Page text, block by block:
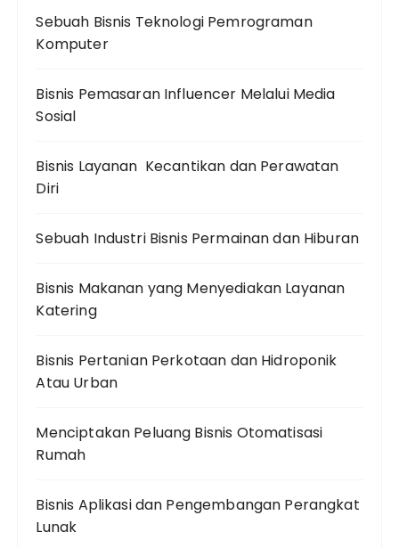
Sebuah Bisnis Teknologi Pemrograman
Komputer
Bisnis Pemasaran Influencer Melalui Media
Sosial
Bisnis Layanan Kecantikan dan Perawatan
Diri
Sebuah Industri Bisnis Permainan dan Hiburan
Bisnis Makanan yang Menyediakan Layanan
Katering
Bisnis Pertanian Perkotaan dan Hidroponik
Atau Urban
Menciptakan Peluang Bisnis Otomatisasi
Rumah
Bisnis Aplikasi dan Pengembangan Perangkat
Lunak